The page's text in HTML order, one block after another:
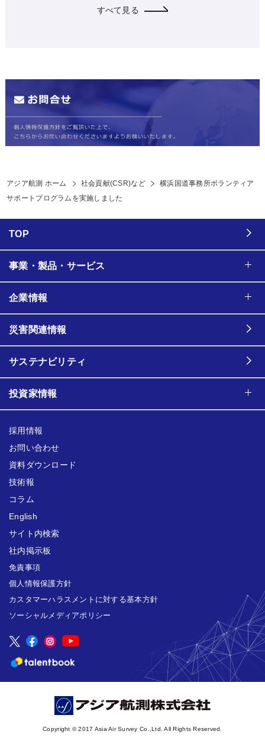
すべて見る
アジア航測 ホーム 社会貢献(CSR)など
横浜国道事務所ボランティア
サポートプログラムを実施しました
TOP
事業・製品・サービス
企業情報
災害関連情報
サステナビリティ
投資家情報
採用情報
お問い合わせ
資料ダウンロード
技術報
コラム
English
サイト内検索
社内掲示板
免責事項
個人情報保護方針
カスタマーハラスメントに対する基本方針
ソーシャルメディアポリシー
Copyright © 2017 Asia Air Survey Co.,Ltd. All Rights Reserved.